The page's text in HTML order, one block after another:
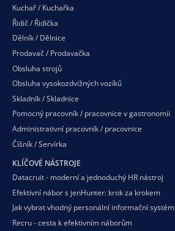
Kuchař / Kuchařka
Řidič / Řidička
Dělník / Dělnice
Prodavač / Prodavačka
Obsluha strojů
Obsluha vysokozdvižných vozíků
Skladník / Skladnice
Pomocný pracovník / pracovnice v gastronomii
Administrativní pracovník / pracovnice
Číšník / Servírka
KLÍČOVÉ NÁSTROJE
Datacruit - moderní a jednoduchý HR nástroj
Efektivní nábor s jenHunter: krok za krokem
Jak vybrat vhodný personální informační systém
Recru - cesta k efektivním náborům